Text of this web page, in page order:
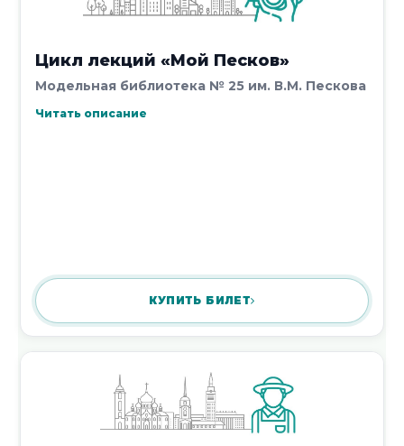
Цикл лекций «Мой Песков»
Модельная библиотека № 25 им. В.М. Пескова
Читать описание
КУПИТЬ БИЛЕТ